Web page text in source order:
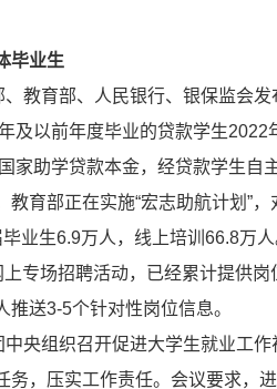
毕业生
教育部、人民银行、银保监会
及以前年度毕业的贷款学生
家助学贷款本金，经贷款学生自
教育部正在实施“宏志助航计划”
业生6.9万人，线上培训66.8万
上专场招聘活动，已经累计提供
推送3-5个针对性岗位信息。
央组织召开促进大学生就业工
务，压实工作责任。会议要求，